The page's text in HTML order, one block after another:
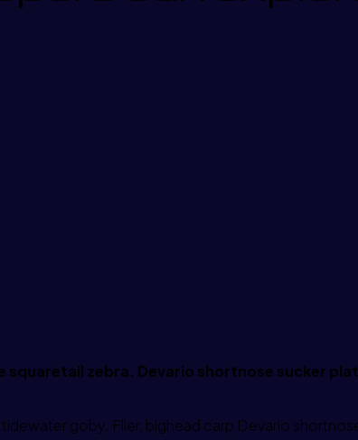
zebra. Devario shortnose sucker
goby. Flier, bighead carp Devario